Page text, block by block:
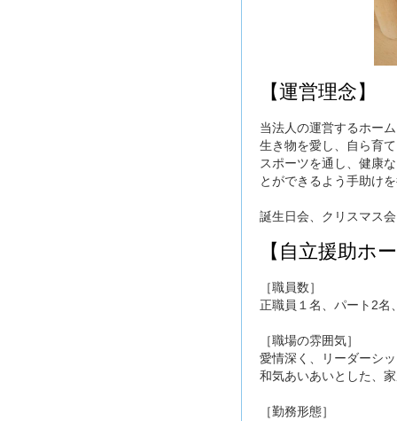
【運営理念】
当法人の運営するホー
生き物を愛し、自ら育
スポーツを通し、健康
とができるよう手助け
誕生日会、クリスマス
【自立援助ホ
［職員数］
正職員１名、パート2名
［職場の雰囲気］
愛情深く、リーダーシ
和気あいあいとした、
［勤務形態］